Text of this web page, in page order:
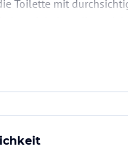
Toilette mit